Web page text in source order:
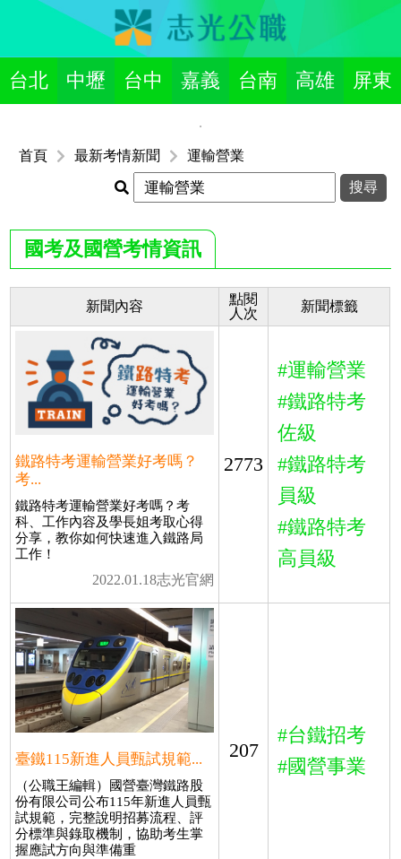
台北 中壢 台中 嘉義 台南 高雄 屏東
首頁 最新考情新聞 運輸營業
國考及國營考情資訊
新聞內容
點閱
人次
新聞標籤
鐵路特考運輸營業好考嗎？
考...
鐵路特考運輸營業好考嗎？考
科、工作內容及學長姐考取心得
分享，教你如何快速進入鐵路局
工作！
2022.01.18志光官網
2773
#運輸營業
#鐵路特考
佐級
#鐵路特考
員級
#鐵路特考
高員級
臺鐵115新進人員甄試規範...
（公職王編輯）國營臺灣鐵路股
份有限公司公布115年新進人員甄
試規範，完整說明招募流程、評
分標準與錄取機制，協助考生掌
握應試方向與準備重
207
#台鐵招考
#國營事業